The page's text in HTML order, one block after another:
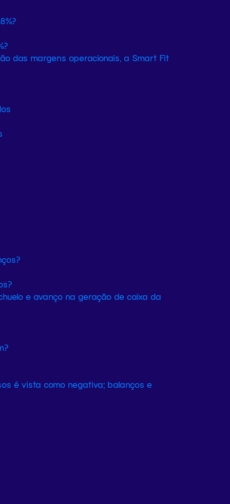
das margens operacionais, a Smart Fit
e avanço na geração de caixa da
é vista como negativa; balanços e